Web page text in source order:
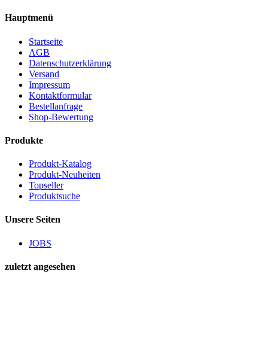
Hauptmenü
Startseite
AGB
Datenschutzerklärung
Versand
Impressum
Kontaktformular
Bestellanfrage
Shop-Bewertung
Produkte
Produkt-Katalog
Produkt-Neuheiten
Topseller
Produktsuche
Unsere Seiten
JOBS
zuletzt angesehen